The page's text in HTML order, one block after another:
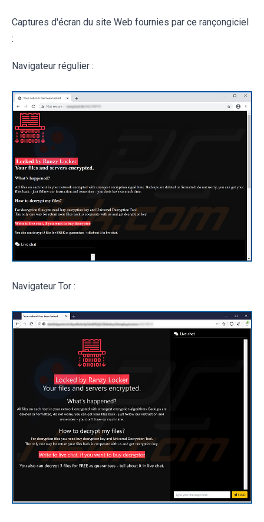
Captures d'écran du site Web fournies par ce rançongiciel
:
Navigateur régulier :
Navigateur Tor :